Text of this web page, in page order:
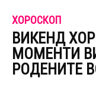
ХОРОСКОП
ВИКЕНД
МОМЕНТИ
РОДЕНИТЕ